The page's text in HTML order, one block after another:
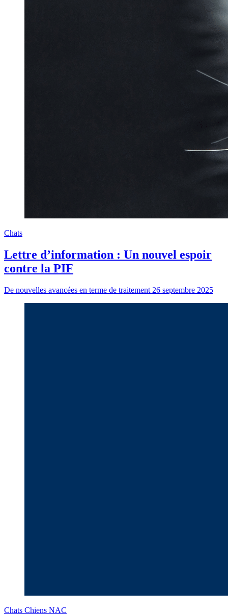
Chats
Lettre d’information : Un nouvel espoir
contre la PIF
De nouvelles avancées en terme de traitement 26 septembre 2025
Chats Chiens NAC